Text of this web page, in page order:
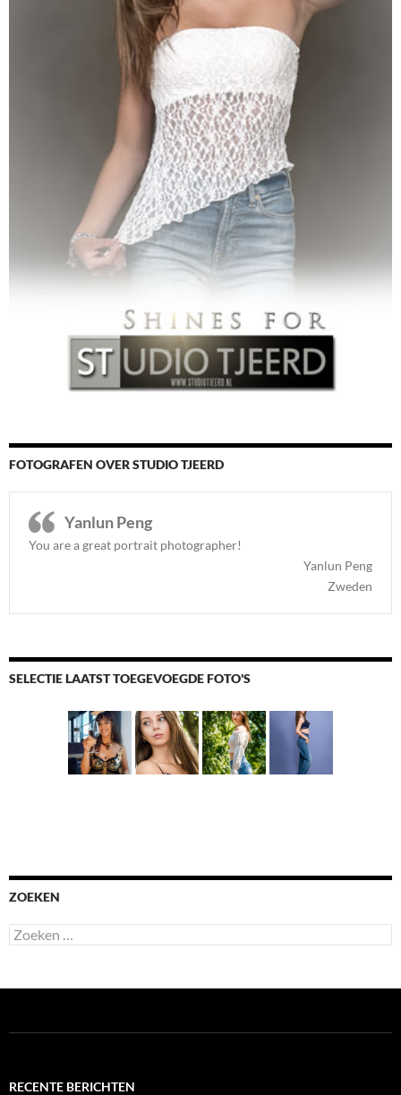
FOTOGRAFEN OVER STUDIO TJEERD
Yanlun Peng
You are a great portrait photographer!
Yanlun Peng
Zweden
SELECTIE LAATST TOEGEVOEGDE FOTO'S
ZOEKEN
Zoeken
naar:
RECENTE BERICHTEN